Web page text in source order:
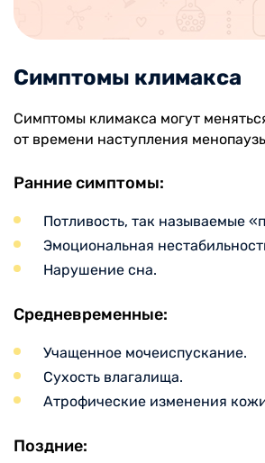
Симптомы климакса
Симптомы климакса могут
от времени наступления
Ранние симптомы:
Потливость, так называемые
Эмоциональная
Нарушение сна.
Средневременные:
Учащенное мочеиспускание.
Сухость влагалища.
Атрофические изменения
Поздние: